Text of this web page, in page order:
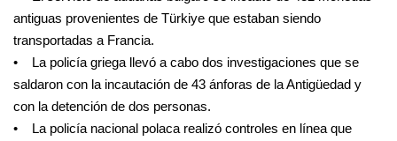
antiguas provenientes de Türkiye que estaban siendo
transportadas a Francia.
• La policía griega llevó a cabo dos investigaciones que se
saldaron con la incautación de 43 ánforas de la Antigüedad y
con la detención de dos personas.
• La policía nacional polaca realizó controles en línea que